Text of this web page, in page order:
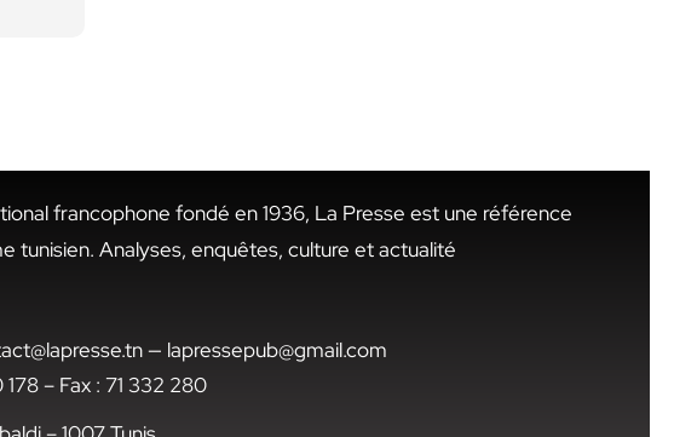
francophone fondé en 1936, La Presse est une référence
tunisien. Analyses, enquêtes, culture et actualité
— lapressepub@gmail.com
178 – Fax : 71 332 280